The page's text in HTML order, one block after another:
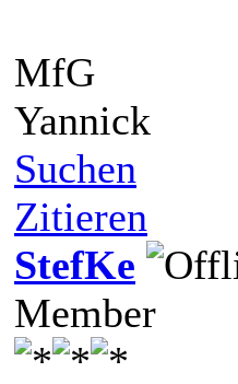
MfG
Yannick
Suchen
Zitieren
StefKe
Member